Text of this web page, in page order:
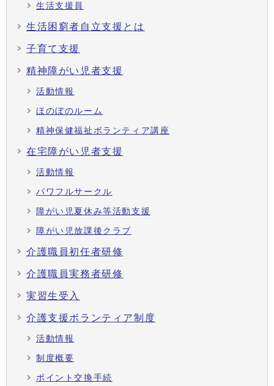
生活支援員
生活困窮者自立支援とは
子育て支援
精神障がい児者支援
活動情報
ほのぼのルーム
精神保健福祉ボランティア講座
在宅障がい児者支援
活動情報
パワフルサークル
障がい児夏休み等活動支援
障がい児放課後クラブ
介護職員初任者研修
介護職員実務者研修
実習生受入
介護支援ボランティア制度
活動情報
制度概要
ポイント交換手続